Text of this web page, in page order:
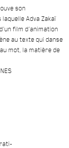
son
Adva Zakaï
film d’animation
au texte qui danse
mot, la matière de